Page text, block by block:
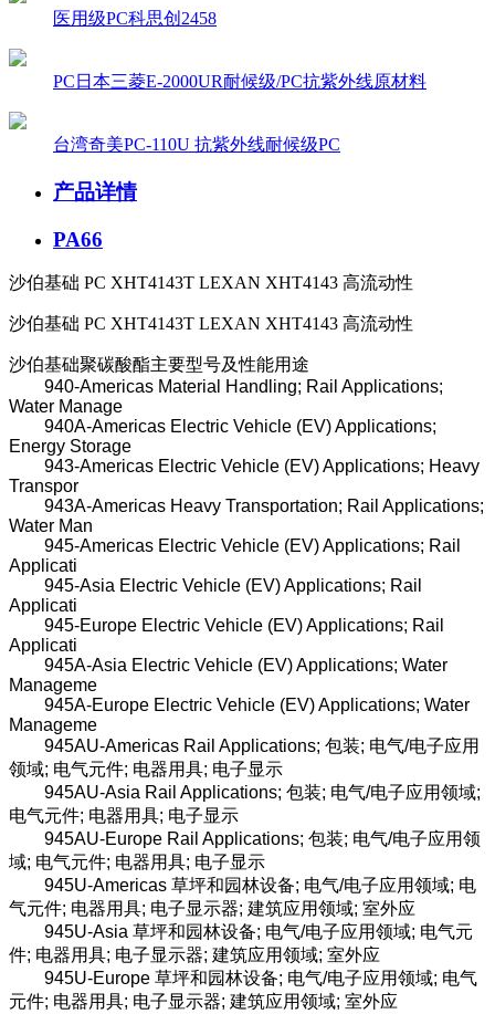
医用级PC科思创2458
PC日本三菱E-2000UR耐候级/PC抗紫外线原材料
台湾奇美PC-110U 抗紫外线耐候级PC
产品详情
PA66
沙伯基础 PC XHT4143T LEXAN XHT4143 高流动性
沙伯基础 PC XHT4143T LEXAN XHT4143 高流动性
沙伯基础聚碳酸酯主要型号及性能用途
940-Americas Material Handling; Rail Applications;
Water Manage
940A-Americas Electric Vehicle (EV) Applications;
Energy Storage
943-Americas Electric Vehicle (EV) Applications; Heavy
Transpor
943A-Americas Heavy Transportation; Rail Applications;
Water Man
945-Americas Electric Vehicle (EV) Applications; Rail
Applicati
945-Asia Electric Vehicle (EV) Applications; Rail
Applicati
945-Europe Electric Vehicle (EV) Applications; Rail
Applicati
945A-Asia Electric Vehicle (EV) Applications; Water
Manageme
945A-Europe Electric Vehicle (EV) Applications; Water
Manageme
945AU-Americas Rail Applications; 包装; 电气/电子应用
领域; 电气元件; 电器用具; 电子显示
945AU-Asia Rail Applications; 包装; 电气/电子应用领域;
电气元件; 电器用具; 电子显示
945AU-Europe Rail Applications; 包装; 电气/电子应用领
域; 电气元件; 电器用具; 电子显示
945U-Americas 草坪和园林设备; 电气/电子应用领域; 电
气元件; 电器用具; 电子显示器; 建筑应用领域; 室外应
945U-Asia 草坪和园林设备; 电气/电子应用领域; 电气元
件; 电器用具; 电子显示器; 建筑应用领域; 室外应
945U-Europe 草坪和园林设备; 电气/电子应用领域; 电气
元件; 电器用具; 电子显示器; 建筑应用领域; 室外应